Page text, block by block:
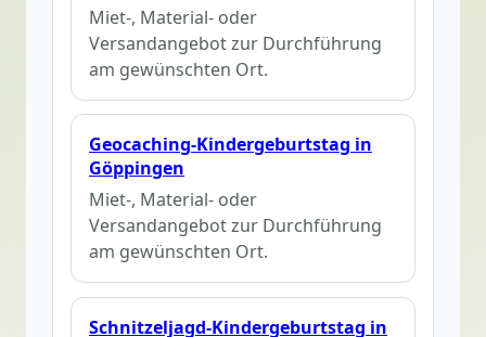
Miet-, Material- oder
Versandangebot zur Durchführung
am gewünschten Ort.
Geocaching-Kindergeburtstag in
Göppingen
Miet-, Material- oder
Versandangebot zur Durchführung
am gewünschten Ort.
Schnitzeljagd-Kindergeburtstag in